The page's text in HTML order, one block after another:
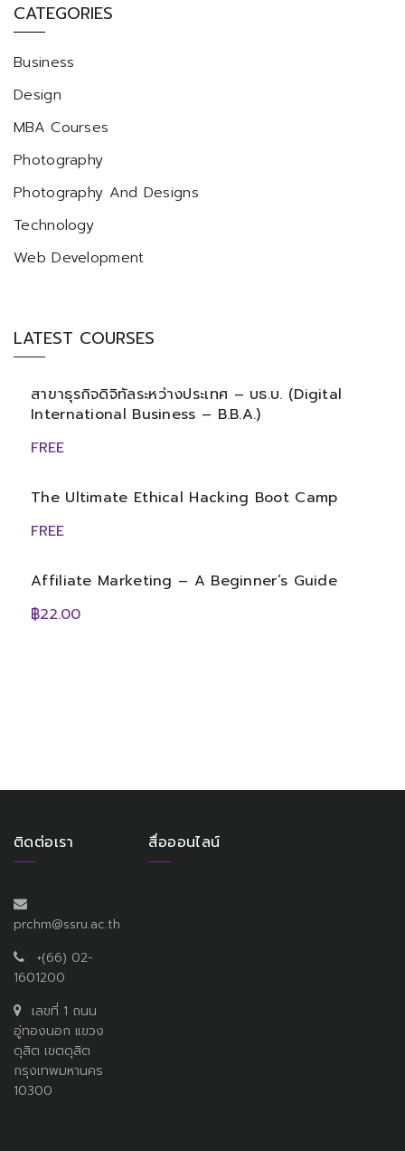
CATEGORIES
Business
Design
MBA Courses
Photography
Photography And Designs
Technology
Web Development
LATEST COURSES
สาขาธุรกิจดิจิทัลระหว่างประเทศ – บธ.บ. (Digital
International Business – B.B.A.)
FREE
The Ultimate Ethical Hacking Boot Camp
FREE
Affiliate Marketing – A Beginner’s Guide
฿22.00
ติดต่อเรา
prchm@ssru.ac.th
+(66) 02-
1601200
เลขที่ 1 ถนน
อู่ทองนอก แขวง
ดุสิต เขตดุสิต
กรุงเทพมหานคร
10300
สื่อออนไลน์